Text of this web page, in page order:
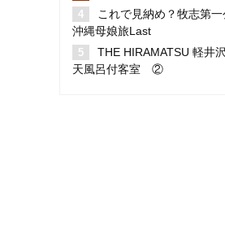
これで見納め？牧志第
沖縄母娘旅Last
THE HIRAMATSU 軽井
天風呂付客室 ②